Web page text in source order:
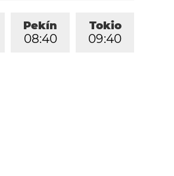
Tokio
09:40
Pekín
08:40